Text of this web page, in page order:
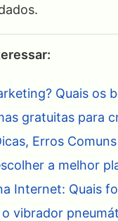
Quais os
gratuitas para
Erros
a melhor
Internet: Quais
vibrador